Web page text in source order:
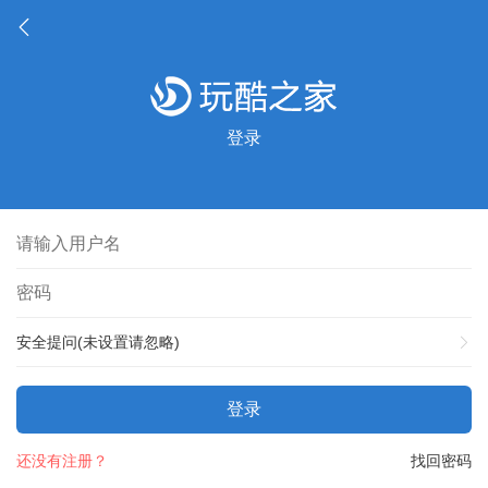
登录
安全提问(未设置请忽略)
登录
找回密码
还没有注册？